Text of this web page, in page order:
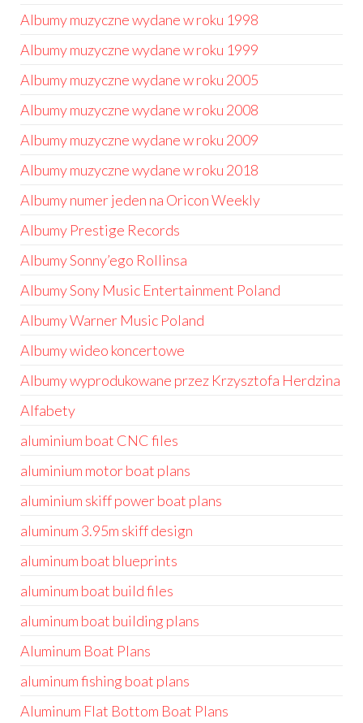
Albumy muzyczne wydane w roku 1998
Albumy muzyczne wydane w roku 1999
Albumy muzyczne wydane w roku 2005
Albumy muzyczne wydane w roku 2008
Albumy muzyczne wydane w roku 2009
Albumy muzyczne wydane w roku 2018
Albumy numer jeden na Oricon Weekly
Albumy Prestige Records
Albumy Sonny’ego Rollinsa
Albumy Sony Music Entertainment Poland
Albumy Warner Music Poland
Albumy wideo koncertowe
Albumy wyprodukowane przez Krzysztofa Herdzina
Alfabety
aluminium boat CNC files
aluminium motor boat plans
aluminium skiff power boat plans
aluminum 3.95m skiff design
aluminum boat blueprints
aluminum boat build files
aluminum boat building plans
Aluminum Boat Plans
aluminum fishing boat plans
Aluminum Flat Bottom Boat Plans